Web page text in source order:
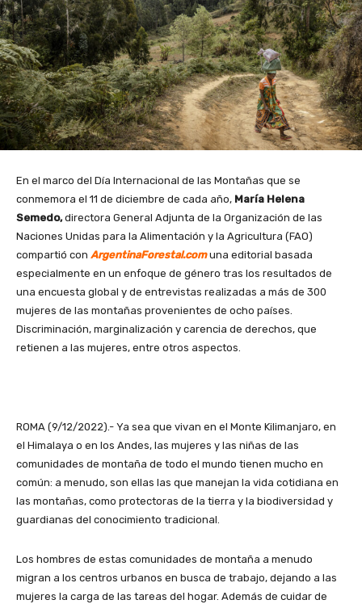
En el marco del Día Internacional de las Montañas que se
conmemora el 11 de diciembre de cada año, María Helena
Semedo,directora General Adjunta de la Organización de las
Naciones Unidas para la Alimentación y la Agricultura (FAO)
compartió con ArgentinaForestal.com una editorial basada
especialmente en un enfoque de género tras los resultados de
una encuesta global y de entrevistas realizadas a más de 300
mujeres de las montañas provenientes de ocho países.
Discriminación, marginalización y carencia de derechos, que
retienen a las mujeres, entre otros aspectos.
ROMA (9/12/2022).- Ya sea que vivan en el Monte Kilimanjaro, en
el Himalaya o en los Andes, las mujeres y las niñas de las
comunidades de montaña de todo el mundo tienen mucho en
común: a menudo, son ellas las que manejan la vida cotidiana en
las montañas, como protectoras de la tierra y la biodiversidad y
guardianas del conocimiento tradicional.
Los hombres de estas comunidades de montaña a menudo
migran a los centros urbanos en busca de trabajo, dejando a las
mujeres la carga de las tareas del hogar. Además de cuidar de